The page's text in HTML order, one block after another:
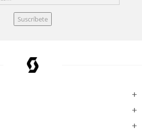
Suscríbete